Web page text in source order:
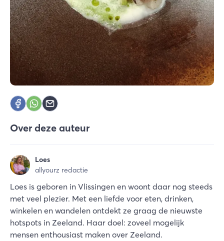
Over deze auteur
Loes
allyourz redactie
Loes is geboren in Vlissingen en woont daar nog steeds
met veel plezier. Met een liefde voor eten, drinken,
winkelen en wandelen ontdekt ze graag de nieuwste
hotspots in Zeeland. Haar doel: zoveel mogelijk
mensen enthousiast maken over Zeeland.